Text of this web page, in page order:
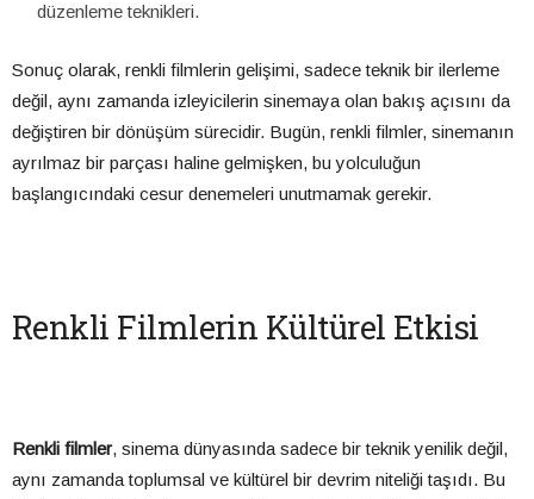
düzenleme teknikleri.
Sonuç olarak, renkli filmlerin gelişimi, sadece teknik bir ilerleme
değil, aynı zamanda izleyicilerin sinemaya olan bakış açısını da
değiştiren bir dönüşüm sürecidir. Bugün, renkli filmler, sinemanın
ayrılmaz bir parçası haline gelmişken, bu yolculuğun
başlangıcındaki cesur denemeleri unutmamak gerekir.
Renkli Filmlerin Kültürel Etkisi
Renkli filmler, sinema dünyasında sadece bir teknik yenilik değil,
aynı zamanda toplumsal ve kültürel bir devrim niteliği taşıdı. Bu